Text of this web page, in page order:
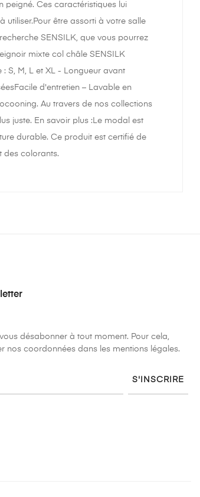
peigné. Ces caractéristiques lui
être assorti à votre salle
SENSILK, que vous pourrez
mixte col châle SENSILK
S, M, L et XL - Longueur avant
d'entretien – Lavable en
Au travers de nos collections
juste. En savoir plus :Le modal est
durable. Ce produit est certifié de
des colorants.
désabonner à tout moment. Pour cela,
nos coordonnées dans les mentions légales.
S'INSCRIRE